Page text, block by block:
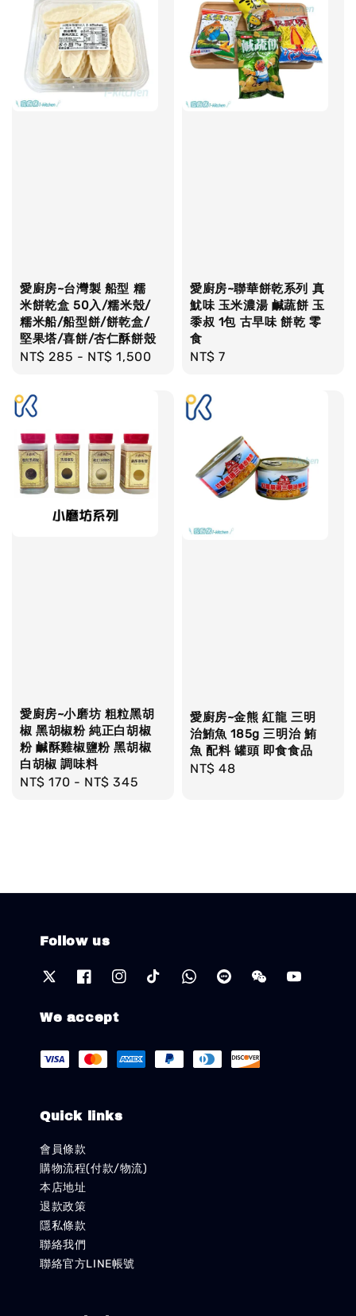
愛廚房~台灣製 船型 糯
米餅乾盒 50入/糯米殼/
糯米船/船型餅/餅乾盒/
堅果塔/喜餅/杏仁酥餅殼
Regular
NT$ 285 - NT$ 1,500
愛廚房~聯華餅乾系列 真
魷味 玉米濃湯 鹹蔬餅 玉
黍叔 1包 古早味 餅乾 零
食
Regular
NT$ 7
愛廚房~小磨坊 粗粒黑胡
椒 黑胡椒粉 純正白胡椒
粉 鹹酥雞椒鹽粉 黑胡椒
白胡椒 調味料
Regular
NT$ 170 - NT$ 345
愛廚房~金熊 紅龍 三明
治鮪魚 185g 三明治 鮪
魚 配料 罐頭 即食食品
Regular
NT$ 48
Follow us
We accept
Quick links
會員條款
購物流程(付款/物流)
本店地址
退款政策
隱私條款
聯絡我們
聯絡官方LINE帳號